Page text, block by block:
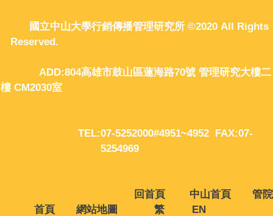
國立中山大學行銷傳播管理研究所 ©2020 All Rights
Reserved.
ADD:804高雄市鼓山區蓮海路70號 管理研究大樓二
樓 CM2030室
TEL:07-5252000#4951~4952 FAX:07-
5254969
回首頁 中山首頁
管院
首頁
網站地圖 繁 EN